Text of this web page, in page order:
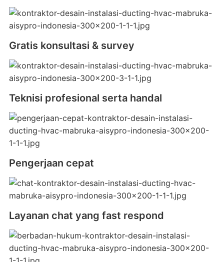
Gratis konsultasi & survey
Teknisi profesional serta handal
Pengerjaan cepat
Layanan chat yang fast respond